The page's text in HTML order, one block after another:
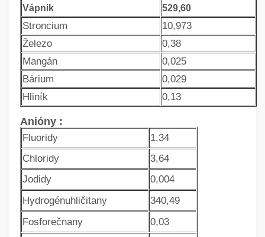
Vápnik
529,60
Stroncium
10,973
Železo
0,38
Mangán
0,025
Bárium
0,029
Hliník
0,13
Anióny :
Fluoridy
1,34
Chloridy
3,64
Jodidy
0,004
Hydrogénuhličitany
340,49
Fosforečnany
0,03